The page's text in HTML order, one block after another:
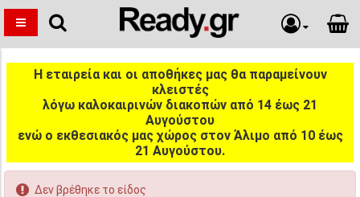
Η εταιρεία και οι αποθήκες μας θα παραμείνουν
κλειστές
λόγω καλοκαιρινών διακοπών από 14 έως 21
Αυγούστου
ενώ ο εκθεσιακός μας χώρος στον Άλιμο από 10 έως
21 Αυγούστου.
Δεν βρέθηκε το είδος